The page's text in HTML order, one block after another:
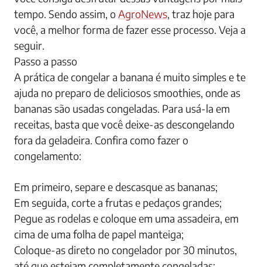
tempo. Sendo assim, oAgroNews, traz hoje para
você, a melhor forma de fazer esse processo. Veja a
seguir.
Passo a passo
A prática de congelar a banana é muito simples e te
ajuda no preparo de deliciosos smoothies, onde as
bananas são usadas congeladas. Para usá-la em
receitas, basta que você deixe-as descongelando
fora da geladeira. Confira como fazer o
congelamento:
Em primeiro, separe e descasque as bananas;
Em seguida, corte a frutas e pedaços grandes;
Pegue as rodelas e coloque em uma assadeira, em
cima de uma folha de papel manteiga;
Coloque-as direto no congelador por 30 minutos,